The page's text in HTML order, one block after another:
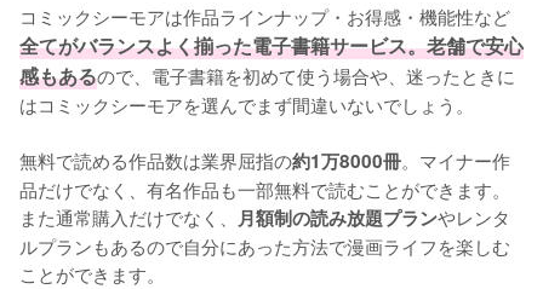
コミックシーモアは作品ラインナップ・お得感・機能性など
全てがバランスよく揃った電子書籍サービス。老舗で安心
感もあるので、電子書籍を初めて使う場合や、迷ったときに
はコミックシーモアを選んでまず間違いないでしょう。
無料で読める作品数は業界屈指の約1万8000冊。マイナー作
品だけでなく、有名作品も一部無料で読むことができます。
また通常購入だけでなく、 月額制の読み放題プランやレンタ
ルプランもあるので自分にあった方法で漫画ライフを楽しむ
ことができます。